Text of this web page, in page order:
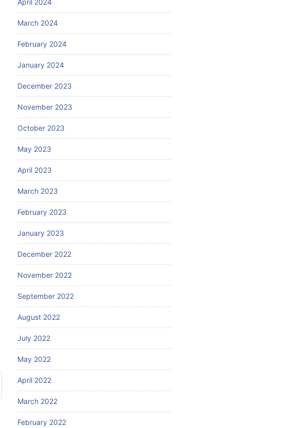
April 2024
March 2024
February 2024
January 2024
December 2023
November 2023
October 2023
May 2023
April 2023
March 2023
February 2023
January 2023
December 2022
November 2022
September 2022
August 2022
July 2022
May 2022
April 2022
March 2022
February 2022